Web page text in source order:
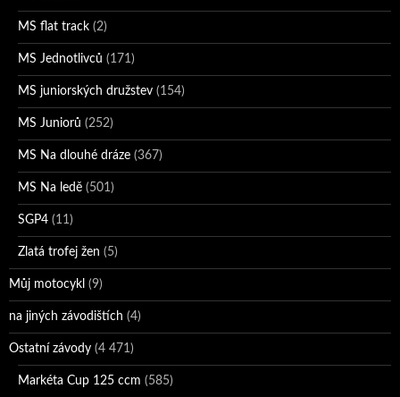
MS flat track (2)
MS Jednotlivců (171)
MS juniorských družstev (154)
MS Juniorů (252)
MS Na dlouhé dráze (367)
MS Na ledě (501)
SGP4 (11)
Zlatá trofej žen (5)
Můj motocykl (9)
na jiných závodištích (4)
Ostatní závody (4 471)
Markéta Cup 125 ccm (585)